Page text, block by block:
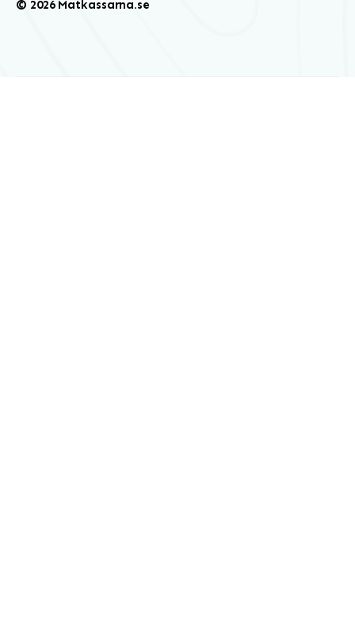
© 2026 Matkassarna.se